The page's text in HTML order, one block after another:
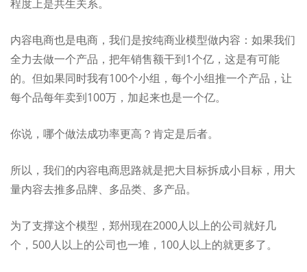
程度上是共生关系。
内容电商也是电商，我们是按纯商业模型做内容：如果我们
全力去做一个产品，把年销售额干到1个亿，这是有可能
的。但如果同时我有100个小组，每个小组推一个产品，让
每个品每年卖到100万，加起来也是一个亿。
你说，哪个做法成功率更高？肯定是后者。
所以，我们的内容电商思路就是把大目标拆成小目标，用大
量内容去推多品牌、多品类、多产品。
为了支撑这个模型，郑州现在2000人以上的公司就好几
个，500人以上的公司也一堆，100人以上的就更多了。